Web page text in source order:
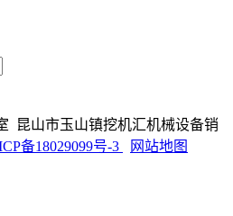
昆山市玉山镇挖机汇机械设备销
备18029099号-3 网站地图